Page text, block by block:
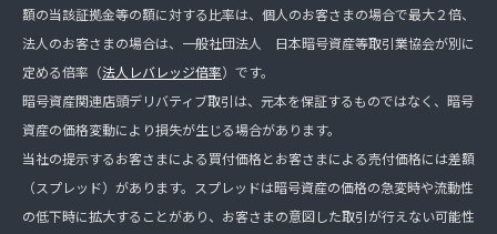
額の当該証拠金等の額に対する比率は、個人のお客さまの場合で最大２倍、
法人のお客さまの場合は、一般社団法人 日本暗号資産等取引業協会が別に
定める倍率（法人レバレッジ倍率）です。
暗号資産関連店頭デリバティブ取引は、元本を保証するものではなく、暗号
資産の価格変動により損失が生じる場合があります。
当社の提示するお客さまによる買付価格とお客さまによる売付価格には差額
（スプレッド）があります。スプレッドは暗号資産の価格の急変時や流動性
の低下時に拡大することがあり、お客さまの意図した取引が行えない可能性